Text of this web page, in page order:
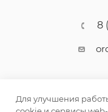
8
Для улучшения